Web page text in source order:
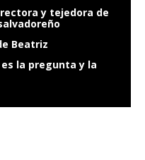
y tejedora de
Beatriz
la pregunta y la